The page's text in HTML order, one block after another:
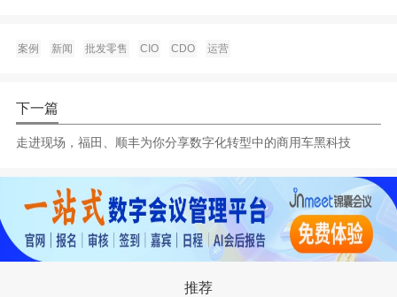
案例 新闻 批发零售 CIO CDO 运营
下一篇
走进现场，福田、顺丰为你分享数字化转型中的商用车黑科技
推荐